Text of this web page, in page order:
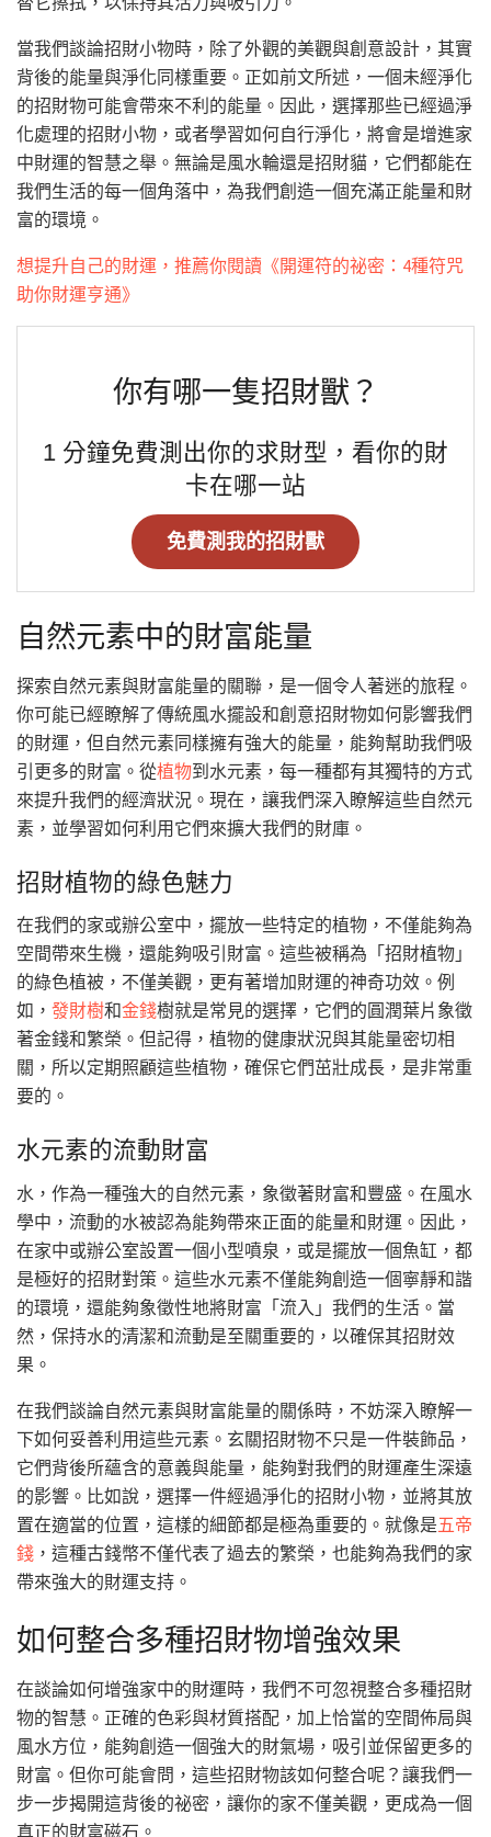
當我們談論招財小物時，除了外觀的美觀與創意設計，其實
背後的能量與淨化同樣重要。正如前文所述，一個未經淨化
的招財物可能會帶來不利的能量。因此，選擇那些已經過淨
化處理的招財小物，或者學習如何自行淨化，將會是增進家
中財運的智慧之舉。無論是風水輪還是招財貓，它們都能在
我們生活的每一個角落中，為我們創造一個充滿正能量和財
富的環境。
想提升自己的財運，推薦你閱讀《開運符的祕密：4種符咒
助你財運亨通》
你有哪一隻招財獸？
1 分鐘免費測出你的求財型，看你的財
卡在哪一站
免費測我的招財獸
自然元素中的財富能量
探索自然元素與財富能量的關聯，是一個令人著迷的旅程。
你可能已經瞭解了傳統風水擺設和創意招財物如何影響我們
的財運，但自然元素同樣擁有強大的能量，能夠幫助我們吸
引更多的財富。從植物到水元素，每一種都有其獨特的方式
來提升我們的經濟狀況。現在，讓我們深入瞭解這些自然元
素，並學習如何利用它們來擴大我們的財庫。
招財植物的綠色魅力
在我們的家或辦公室中，擺放一些特定的植物，不僅能夠為
空間帶來生機，還能夠吸引財富。這些被稱為「招財植物」
的綠色植被，不僅美觀，更有著增加財運的神奇功效。例
如， 發財樹和金錢樹就是常見的選擇，它們的圓潤葉片象徵
著金錢和繁榮。但記得，植物的健康狀況與其能量密切相
關，所以定期照顧這些植物，確保它們茁壯成長，是非常重
要的。
水元素的流動財富
水，作為一種強大的自然元素，象徵著財富和豐盛。在風水
學中，流動的水被認為能夠帶來正面的能量和財運。因此，
在家中或辦公室設置一個小型噴泉，或是擺放一個魚缸，都
是極好的招財對策。這些水元素不僅能夠創造一個寧靜和諧
的環境，還能夠象徵性地將財富「流入」我們的生活。當
然，保持水的清潔和流動是至關重要的，以確保其招財效
果。
在我們談論自然元素與財富能量的關係時，不妨深入瞭解一
下如何妥善利用這些元素。玄關招財物不只是一件裝飾品，
它們背後所蘊含的意義與能量，能夠對我們的財運產生深遠
的影響。比如說，選擇一件經過淨化的招財小物，並將其放
置在適當的位置，這樣的細節都是極為重要的。就像是五帝
錢 ，這種古錢幣不僅代表了過去的繁榮，也能夠為我們的家
帶來強大的財運支持。
如何整合多種招財物增強效果
在談論如何增強家中的財運時，我們不可忽視整合多種招財
物的智慧。正確的色彩與材質搭配，加上恰當的空間佈局與
風水方位，能夠創造一個強大的財氣場，吸引並保留更多的
財富。但你可能會問，這些招財物該如何整合呢？讓我們一
步一步揭開這背後的祕密，讓你的家不僅美觀，更成為一個
真正的財富磁石。